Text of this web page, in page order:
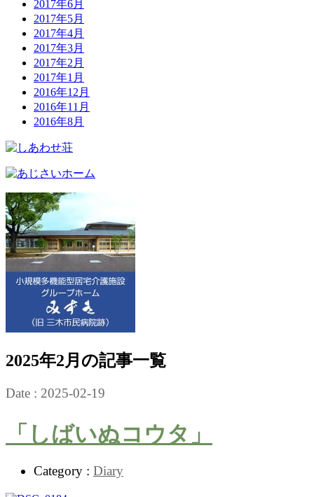
2017年6月
2017年5月
2017年4月
2017年3月
2017年2月
2017年1月
2016年12月
2016年11月
2016年8月
2025年2月の記事一覧
Date : 2025-02-19
「しばいぬコウタ」
Category : Diary